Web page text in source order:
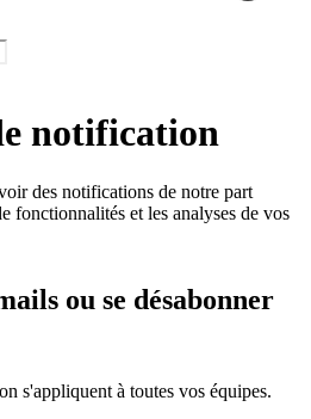
notification
des notifications de notre part
fonctionnalités et les analyses de vos
ou se désabonner
s'appliquent à toutes vos équipes.